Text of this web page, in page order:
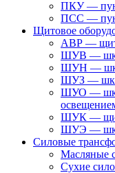
ПКУ —
ПСС —
Щитовое
АВР —
ШУВ —
ШУН —
ШУЗ —
ШУО —
ШУК —
ШУЭ —
Силовые
Масляные
Сухие